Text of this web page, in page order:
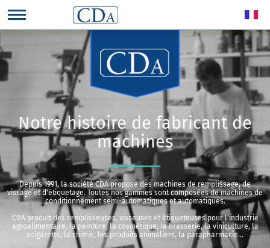
Notre histoire de fabricant de
machines
Depuis 1991, la société CDA propose des machines de remplissage, de
vissage et d'étiquetage. Toutes nos gammes sont composées de machines de
conditionnement semi-automatiques et automatiques.
CDA produit des remplisseuses, visseuses et étiqueteuses pour l'industrie
agroalimentaire, la peinture, la cosmétique, la brasserie, la viniculture, la
ecigarette, la chimie, les produits animaliers, la parapharmacie...